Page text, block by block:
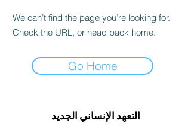
We can’t find the page you’re looking for.
Check the URL, or head back home.
Go Home
التعهد الإنساني الجديد